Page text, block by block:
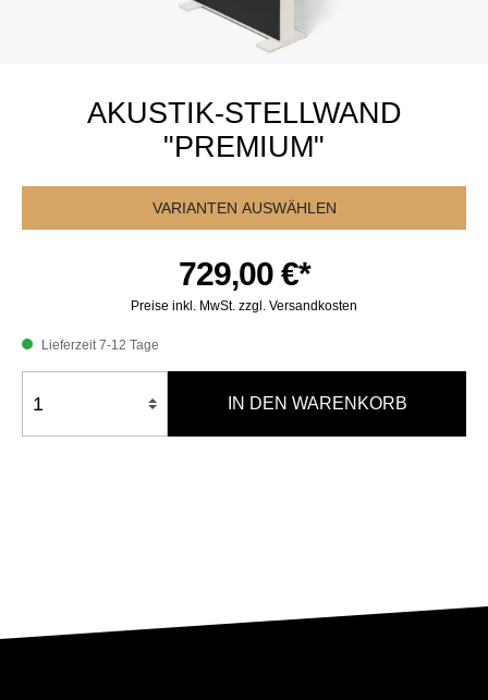
AKUSTIK-STELLWAND
"PREMIUM"
VARIANTEN AUSWÄHLEN
729,00 €*
Preise inkl. MwSt. zzgl. Versandkosten
Lieferzeit 7-12 Tage
IN DEN WARENKORB